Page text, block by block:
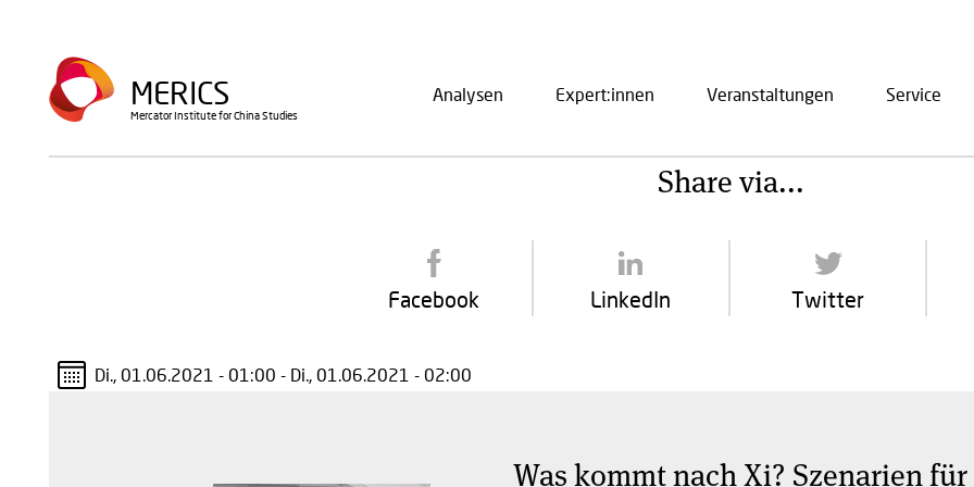
Inhalt
MERICS
Mercator Institute for China Studies
navigation
Analysen Expert:innen Veranstaltungen Service
Share via...
Facebook LinkedIn Twitter
Di., 01.06.2021 - 01:00 - Di., 01.06.2021 - 02:00
Was kommt nach Xi? Szenarien